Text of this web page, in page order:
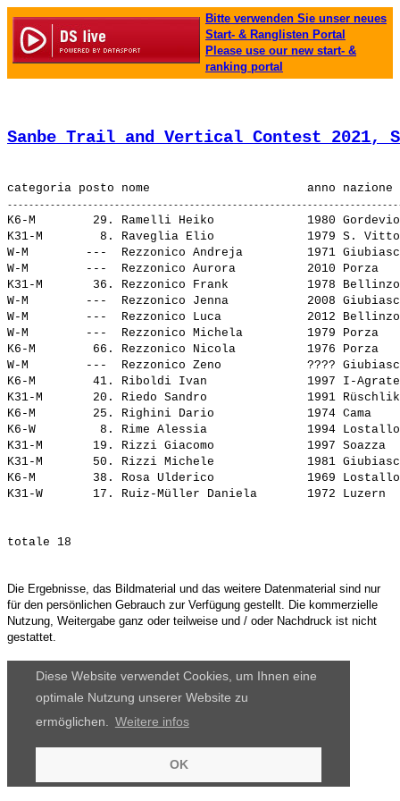
Diese Website verwendet Cookies, um Ihnen eine
optimale Nutzung unserer Website zu
ermöglichen.
Weitere infos
OK
Bitte verwenden Sie unser neues
Start- & Ranglisten Portal
Please use our new start- &
ranking portal
Sanbe Trail and Vertical Contest 2021,
K6-M        29. Ramelli Heiko
1980
K31-M        8. Raveglia Elio
1979 S.
W-M        --- Rezzonico Andreja
1971
W-M        --- Rezzonico Aurora
2010
K31-M       36. Rezzonico Frank
1978
W-M        --- Rezzonico Jenna
2008
W-M        --- Rezzonico Luca
2012
W-M        --- Rezzonico Michela
1979
K6-M        66. Rezzonico Nicola
1976
W-M        --- Rezzonico Zeno
????
K6-M        41. Riboldi Ivan
1997 I-
K31-M       20. Riedo Sandro
1991
K6-M        25. Righini Dario
1974
K6-W         8. Rime Alessia
1994
K31-M       19. Rizzi Giacomo
1997
K31-M       50. Rizzi Michele
1981
K6-M        38. Rosa Ulderico
1969
K31-W       17. Ruiz-Müller Daniela
Die Ergebnisse, das Bildmaterial und das weitere Datenmaterial sind nur
für den persönlichen Gebrauch zur Verfügung gestellt. Die kommerzielle
Nutzung, Weitergabe ganz oder teilweise und / oder Nachdruck ist nicht
gestattet.